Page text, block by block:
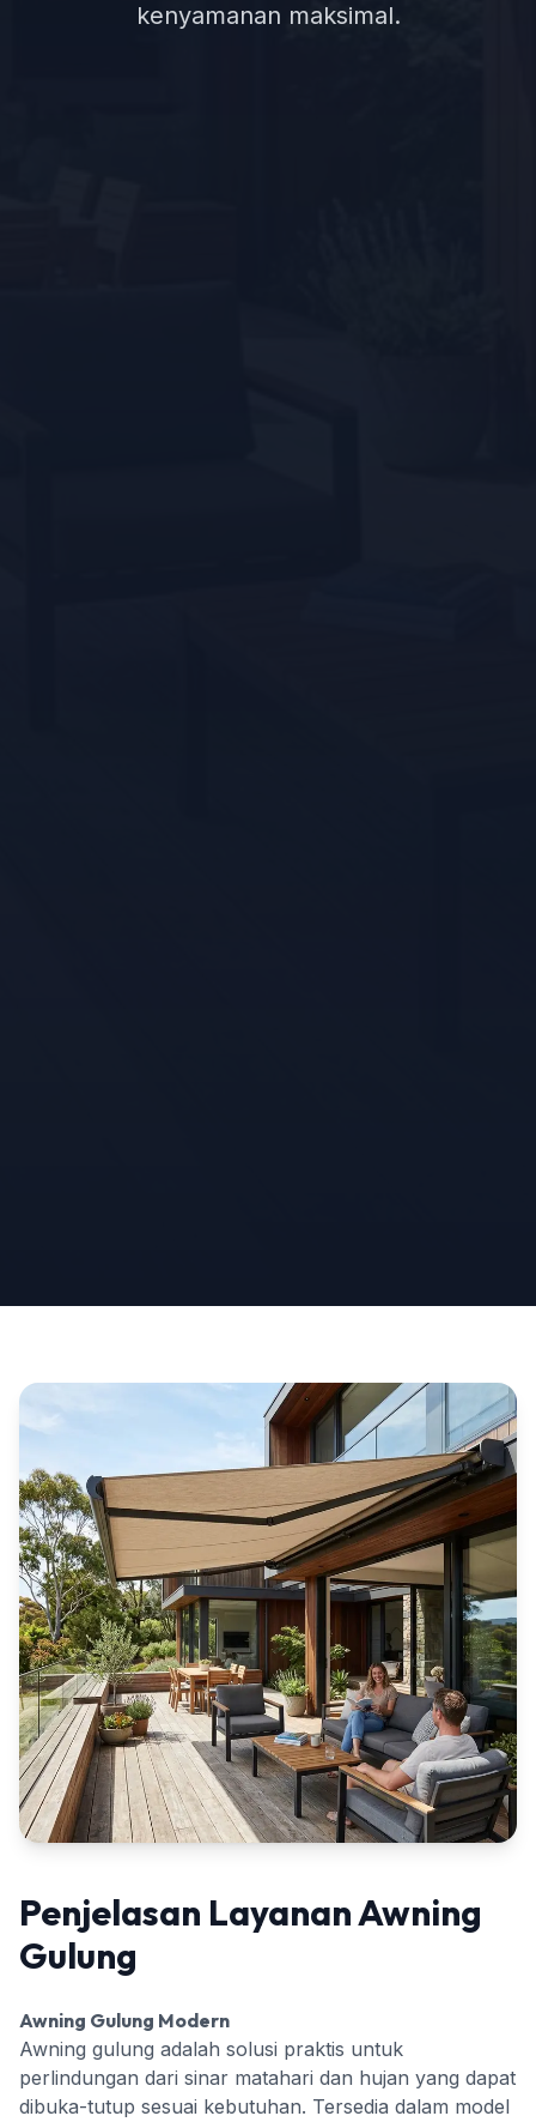
kenyamanan maksimal.
Penjelasan Layanan Awning
Gulung
Awning Gulung Modern
Awning gulung adalah solusi praktis untuk
perlindungan dari sinar matahari dan hujan yang dapat
dibuka-tutup sesuai kebutuhan. Tersedia dalam model